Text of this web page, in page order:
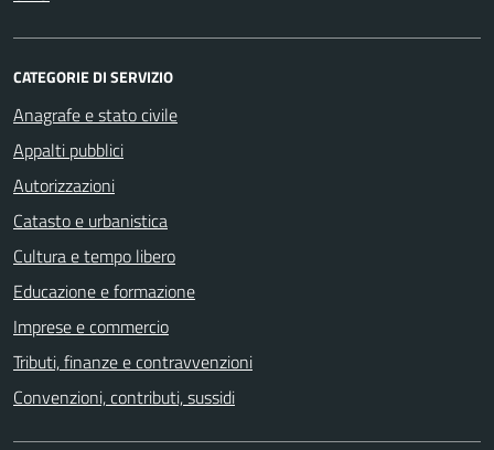
CATEGORIE DI SERVIZIO
Anagrafe e stato civile
Appalti pubblici
Autorizzazioni
Catasto e urbanistica
Cultura e tempo libero
Educazione e formazione
Imprese e commercio
Tributi, finanze e contravvenzioni
Convenzioni, contributi, sussidi